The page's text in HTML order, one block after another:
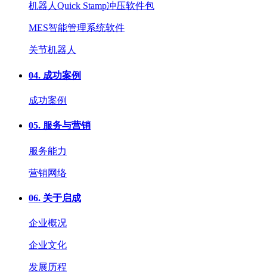
机器人Quick Stamp冲压软件包
MES智能管理系统软件
关节机器人
04. 成功案例
成功案例
05. 服务与营销
服务能力
营销网络
06. 关于启成
企业概况
企业文化
发展历程